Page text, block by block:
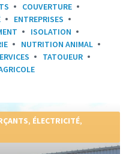
COUVERTURE
ENTREPRISES
ISOLATION
NUTRITION ANIMAL
TATOUEUR
, ÉLECTRICITÉ,